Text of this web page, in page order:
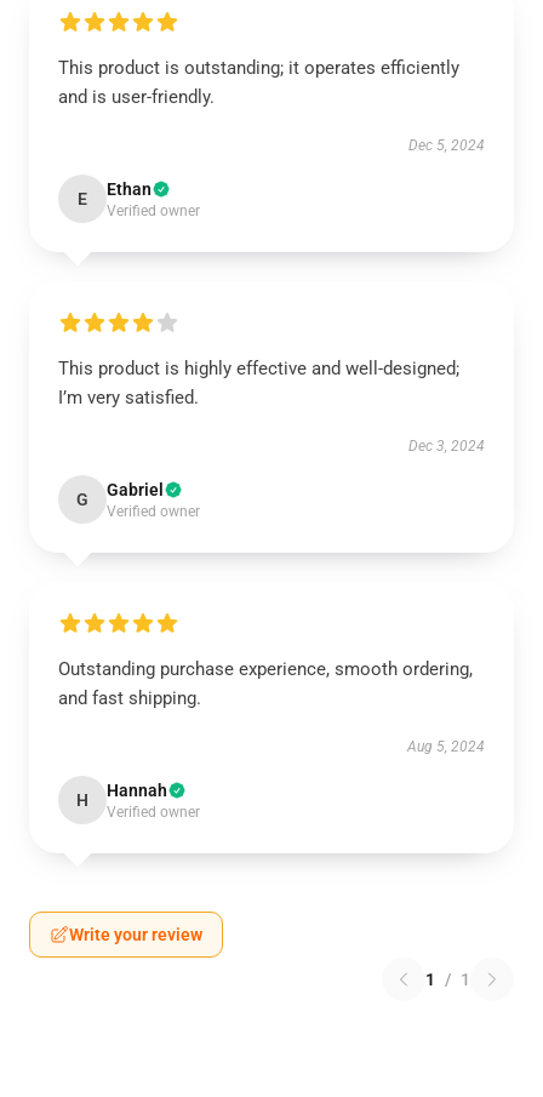
This product is outstanding; it operates efficiently
and is user-friendly.
Dec 5, 2024
E Ethan
Verified owner
This product is highly effective and well-designed;
I’m very satisfied.
Dec 3, 2024
G Gabriel
Verified owner
Outstanding purchase experience, smooth ordering,
and fast shipping.
Aug 5, 2024
H Hannah
Verified owner
Write your review
1 / 1